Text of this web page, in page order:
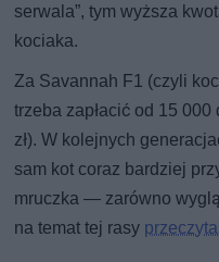
serwala”, tym wyższa
kociaka.
Za Savannah F1 (czyli
trzeba zapłacić od 15
zł). W kolejnych
sam kot coraz bardziej
mruczka — zarówno
na temat tej rasy